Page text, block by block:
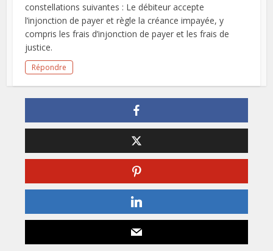
constellations suivantes : Le débiteur accepte
l’injonction de payer et règle la créance impayée, y
compris les frais d’injonction de payer et les frais de
justice.
Répondre